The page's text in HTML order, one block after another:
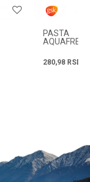
PASTA
AQUAFRESH
125ML
280,98 RSD